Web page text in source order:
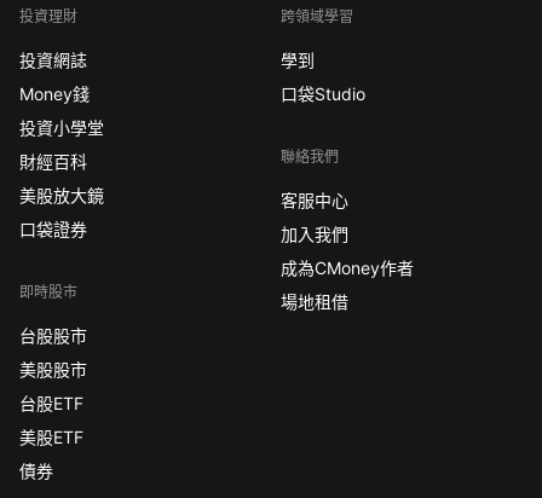
投資理財
投資網誌
Money錢
投資小學堂
財經百科
美股放大鏡
口袋證券
即時股市
台股股市
美股股市
台股ETF
美股ETF
債券
跨領域學習
學到
口袋Studio
聯絡我們
客服中心
加入我們
成為CMoney作者
場地租借